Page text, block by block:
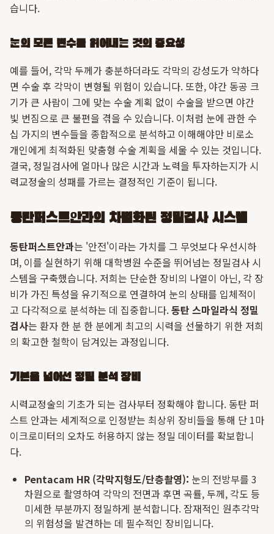
습니다.
눈의 모든 변수를 읽어내는 것의 중요성
예를 들어, 각막 두께가 충분하더라도 각막의 강성도가 약하다
면 수술 후 각막이 변형될 위험이 있습니다. 또한, 야간 동공 크
기가 큰 사람이 그에 맞는 수술 계획 없이 수술을 받으면 야간
빛 번짐으로 큰 불편을 겪을 수 있습니다. 이처럼 눈에 관한 수
십 가지의 변수들을 종합적으로 분석하고 이해해야만 비로소
개인에게 최적화된 맞춤형 수술 계획을 세울 수 있는 것입니다.
결국, 정밀검사에 얼마나 많은 시간과 노력을 투자하는지가 시
력교정술의 성패를 가르는 결정적인 기준이 됩니다.
동탄퍼스트안과의 차별화된 정밀검사 시스템
동탄퍼스트안과는 '안전'이라는 가치를 그 무엇보다 우선시하
며, 이를 실현하기 위해 대학병원 수준을 뛰어넘는 정밀검사 시
스템을 구축했습니다. 저희는 단순한 장비의 나열이 아닌, 각 장
비가 가진 특성을 유기적으로 연결하여 눈의 상태를 입체적이
고 다각적으로 분석하는 데 집중합니다.동탄 스마일라식 정밀
검사는 환자 한 분 한 분에게 최고의 시력을 선물하기 위한 저희
의 확고한 철학이 담겨있는 과정입니다.
기본을 넘어선 정밀 분석 장비
시력교정술의 기초가 되는 검사부터 정확해야 합니다. 동탄 퍼
스트 안과는 세계적으로 인정받는 최상위 장비들을 통해 단 1마
이크로미터의 오차도 허용하지 않는 정밀 데이터를 확보합니
다.
Pentacam HR (각막지형도/단층촬영): 눈의 전방부를 3
차원으로 촬영하여 각막의 전면과 후면 곡률, 두께, 각도 등
미세한 부분까지 정밀하게 분석합니다. 잠재적인 원추각막
의 위험성을 발견하는 데 필수적인 장비입니다.